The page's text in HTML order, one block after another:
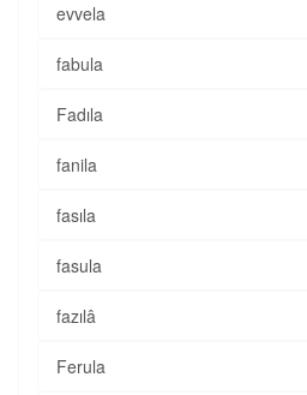
evvela
fabula
Fadıla
fanila
fasıla
fasula
fazılâ
Ferula